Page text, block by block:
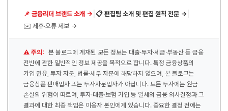
📌 금융리더 브랜드 소개 → 📋 편집팀 소개 및 편집 원칙 전문 →
✉️ 제휴·오류 제보 →
⚠️ 주의: 본 블로그에 게재된 모든 정보는 대출·투자·세금·부동산 등 금융
전반에 관한 일반적인 정보 제공을 목적으로 합니다. 특정 금융상품의
가입 권유, 투자 자문, 법률·세무 자문에 해당하지 않으며, 본 블로그는
금융상품 판매업자 또는 투자자문업자가 아닙니다. 모든 투자에는 원금
손실의 위험이 따르며, 투자·대출·보험 가입 등 일체의 금융 의사결정과 그
결과에 대한 최종 책임은 이용자 본인에게 있습니다. 중요한 결정 전에는